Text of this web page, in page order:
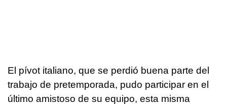
El pívot italiano, que se perdió buena parte del
trabajo de pretemporada, pudo participar en el
último amistoso de su equipo, esta misma